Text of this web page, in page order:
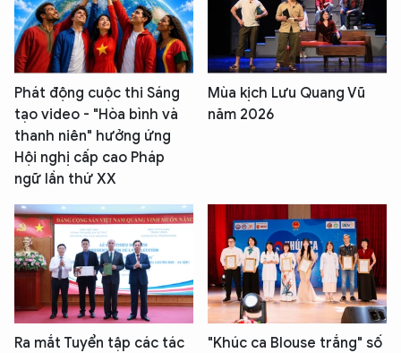
Phát động cuộc thi Sáng
tạo video - "Hòa bình và
thanh niên" hưởng ứng
Hội nghị cấp cao Pháp
ngữ lần thứ XX
Mùa kịch Lưu Quang Vũ
năm 2026
Ra mắt Tuyển tập các tác
"Khúc ca Blouse trắng" số